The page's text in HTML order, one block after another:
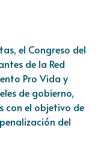
el Congreso del
de la Red
Pro Vida y
de gobierno,
con el objetivo de
del